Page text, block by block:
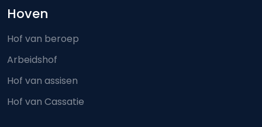
Hoven
Hof van beroep
Arbeidshof
Hof van assisen
Hof van Cassatie